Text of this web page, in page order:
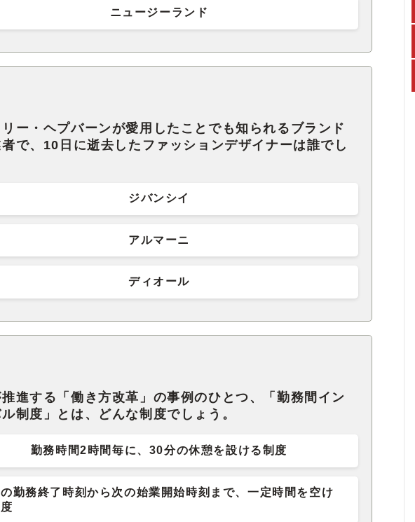
ニュージーランド
ー・ヘプバーンが愛用したことでも知られるブランド
で、10日に逝去したファッションデザイナーは誰でし
ジバンシイ
アルマーニ
ディオール
進する「働き方改革」の事例のひとつ、「勤務間イン
制度」とは、どんな制度でしょう。
勤務時間2時間毎に、30分の休憩を設ける制度
勤務終了時刻から次の始業開始時刻まで、一定時間を空け